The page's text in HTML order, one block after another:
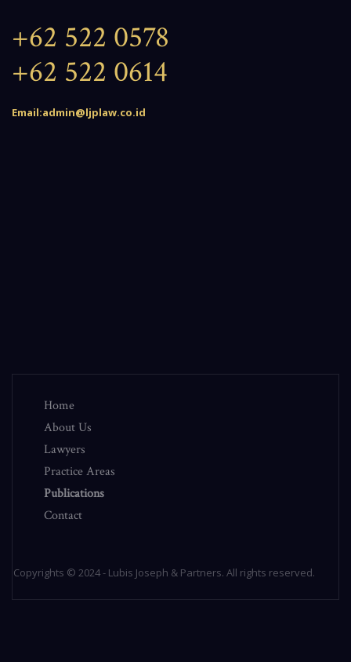
+62 522 0578
+62 522 0614
Email:admin@ljplaw.co.id
Home
About Us
Lawyers
Practice Areas
Publications
Contact
Copyrights © 2024 - Lubis Joseph & Partners. All rights reserved.